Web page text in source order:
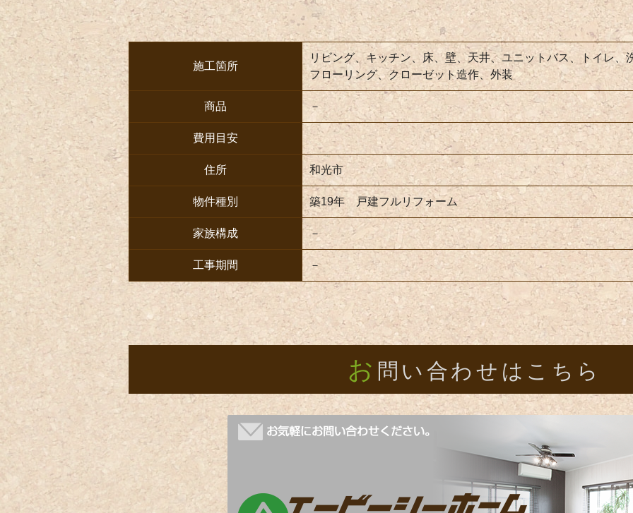
施工箇所
リビング、キッチン、床、壁、天井、ユニットバス、トイレ、
フローリング、クローゼット造作、外装
商品 －
費用目安
住所 和光市
物件種別 築19年 戸建フルリフォーム
家族構成 －
工事期間 －
お 問い合わせはこちら